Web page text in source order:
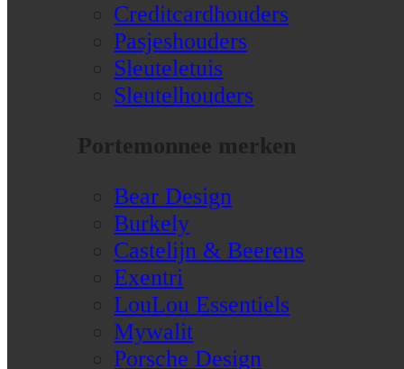
Creditcardhouders
Pasjeshouders
Sleuteletuis
Sleutelhouders
Portemonnee merken
Bear Design
Burkely
Castelijn & Beerens
Exentri
LouLou Essentiels
Mywalit
Porsche Design